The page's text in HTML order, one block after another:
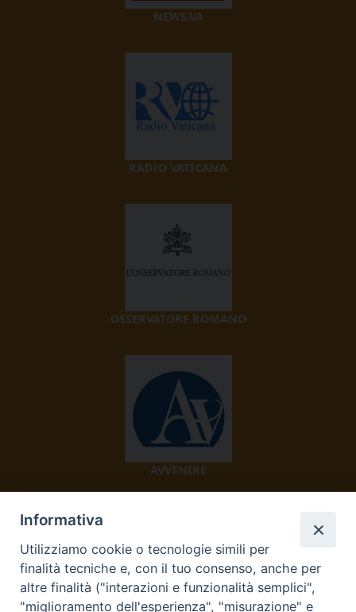
NEWS.VA
RADIO VATICANA
OSSERVATORE ROMANO
AVVENIRE
Informativa
Utilizziamo cookie o tecnologie simili per
finalità tecniche e, con il tuo consenso, anche per
altre finalità ("interazioni e funzionalità semplici",
"miglioramento dell'esperienza", "misurazione" e